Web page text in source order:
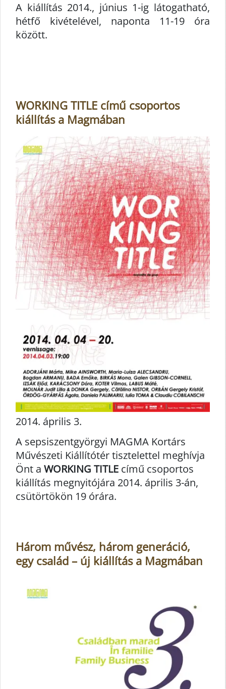
A kiállítás 2014., június 1-ig látogatható,
hétfő kivételével, naponta 11-19 óra
között.
WORKING TITLE című csoportos
kiállítás a Magmában
2014. április 3.
A sepsiszentgyörgyi MAGMA Kortárs
Művészeti Kiállítótér tisztelettel meghívja
Önt a WORKING TITLE című csoportos
kiállítás megnyitójára 2014. április 3-án,
csütörtökön 19 órára.
Három művész, három generáció,
egy család – új kiállítás a Magmában